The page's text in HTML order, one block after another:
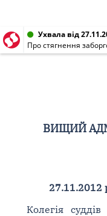
Ухвала від
Про стягнення
ВИЩИЙ
27.11.2012
Колегія